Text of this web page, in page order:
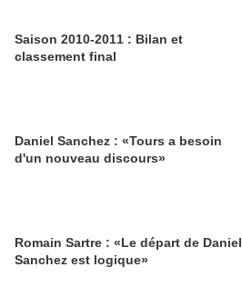
Saison 2010-2011 : Bilan et
classement final
Daniel Sanchez : «Tours a besoin
d'un nouveau discours»
Romain Sartre : «Le départ de Daniel
Sanchez est logique»